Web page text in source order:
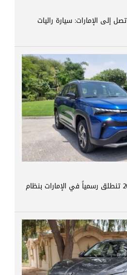
تويوتا GR Yaris 2026 تصل إلى الإمارات: سيارة راليات
سوزوكي أكروس 2026 تنطلق رسمياً في الإمارات بنظام